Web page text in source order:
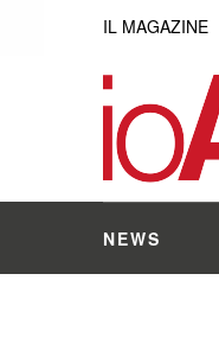
IL MAGAZINE
NEWS